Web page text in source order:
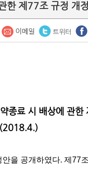
한 제77조 규정 개정
약종료 시 배상에 관
(2018.4.)
을 공개하였다. 제77